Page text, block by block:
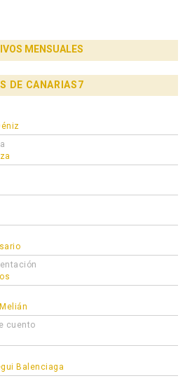
MENSUALES
DE CANARIAS7
cuento
Balenciaga